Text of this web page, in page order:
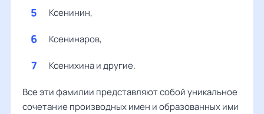
Ксенинин,
Ксенинаров,
Ксенихина и другие.
Все эти фамилии представляют собой уникальное
сочетание производных имен и образованных ими